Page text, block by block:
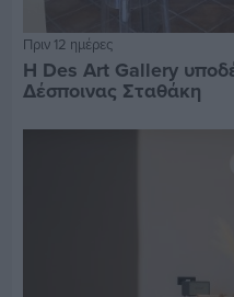
Πριν 12 ημέρες
Η Des Art Gallery
Δέσποινας Σταθάκη